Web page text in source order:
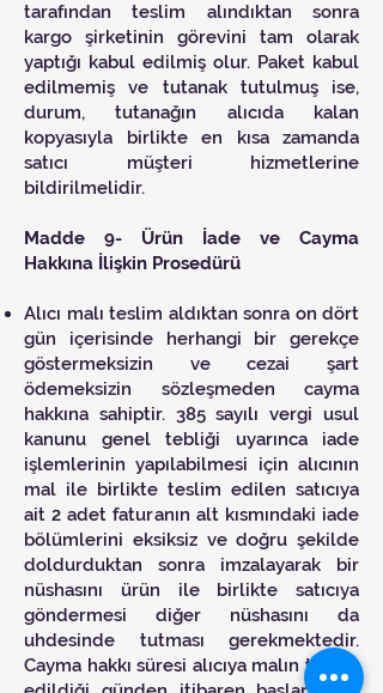
tarafından teslim alındıktan sonra
kargo şirketinin görevini tam olarak
yaptığı kabul edilmiş olur. Paket kabul
edilmemiş ve tutanak tutulmuş ise,
durum, tutanağın alıcıda kalan
kopyasıyla birlikte en kısa zamanda
satıcı müşteri hizmetlerine
bildirilmelidir.
Madde 9- Ürün İade ve Cayma
Hakkına İlişkin Prosedürü
Alıcı malı teslim aldıktan sonra on dört
gün içerisinde herhangi bir gerekçe
göstermeksizin ve cezai şart
ödemeksizin sözleşmeden cayma
hakkına sahiptir. 385 sayılı vergi usul
kanunu genel tebliği uyarınca iade
işlemlerinin yapılabilmesi için alıcının
mal ile birlikte teslim edilen satıcıya
ait 2 adet faturanın alt kısmındaki iade
bölümlerini eksiksiz ve doğru şekilde
doldurduktan sonra imzalayarak bir
nüshasını ürün ile birlikte satıcıya
göndermesi diğer nüshasını da
uhdesinde tutması gerekmektedir.
Cayma hakkı süresi alıcıya malın teslim